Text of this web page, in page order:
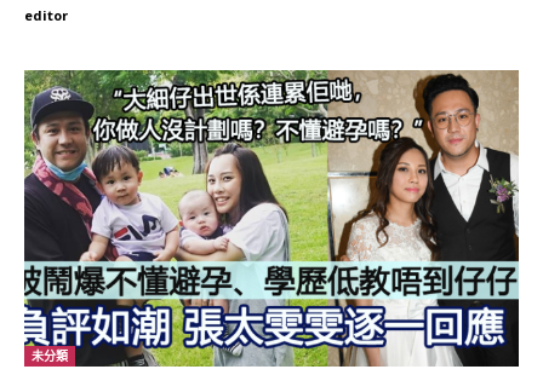
月在夏威夷舉行完婚禮，明年1月就在香港擺酒；現在先跟大家分
享在夏威夷喜悅，希望疫情快過去，大家最緊要身體健康。」
editor
未分類